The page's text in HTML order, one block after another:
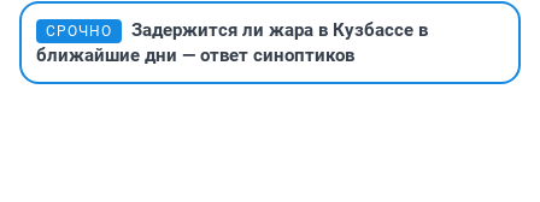
СРОЧНО
Задержится ли жара в Кузбассе в
ближайшие дни — ответ синоптиков